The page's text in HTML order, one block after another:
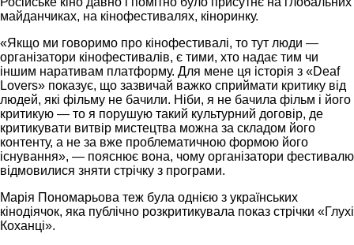
майданчиках, на кінофестивалях, кіноринку.
«Якщо ми говоримо про кінофестивалі, то тут люди —
організатори кінофестивалів, є тими, хто надає тим чи
іншим наративам платформу. Для мене ця історія з «Deaf
Lovers» показує, що зазвичай важко сприймати критику від
людей, які фільму не бачили. Ніби, я не бачила фільм і його
критикую — то я порушую такий культурний договір, де
критикувати витвір мистецтва можна за складом його
контенту, а не за вже проблематичною формою його
існування», — пояснює вона, чому організатори фестивалю
відмовилися зняти стрічку з програми.
Марія Пономарьова теж була однією з українських
кінодіячок, яка публічно розкритикувала показ стрічки «Глухі
Коханці».